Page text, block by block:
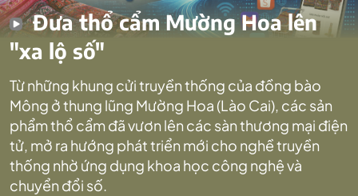
Đưa thổ cẩm Mường Hoa lên
"xa lộ số"
Từ những khung cửi truyền thống của đồng bào
Mông ở thung lũng Mường Hoa (Lào Cai), các sản
phẩm thổ cẩm đã vươn lên các sàn thương mại điện
tử, mở ra hướng phát triển mới cho nghề truyền
thống nhờ ứng dụng khoa học công nghệ và
chuyển đổi số.